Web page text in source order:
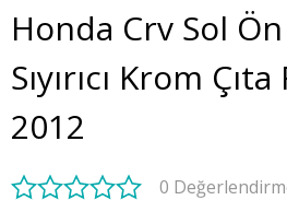
Honda Crv Sol Ön
Sıyırıcı Krom
2012
0